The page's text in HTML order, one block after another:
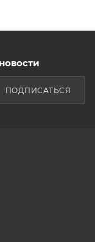
ПОДПИСАТЬСЯ